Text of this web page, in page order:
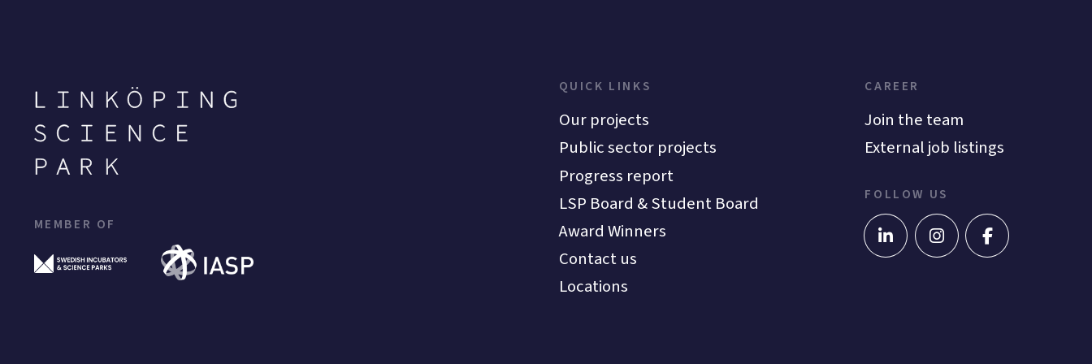
MEMBER OF
QUICK LINKS
Our projects
Public sector projects
Progress report
LSP Board & Student Board
Award Winners
Contact us
Locations
CAREER
Join the team
External job listings
FOLLOW US